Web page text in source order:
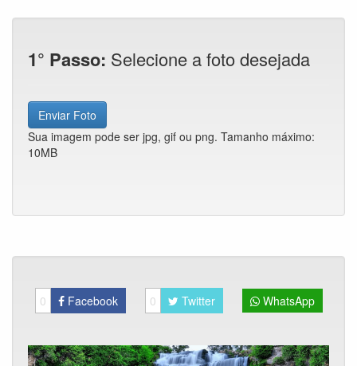
1° Passo: Selecione a foto desejada
Enviar Foto
Sua imagem pode ser jpg, gif ou png. Tamanho máximo:
10MB
0 Facebook 0 Twitter WhatsApp